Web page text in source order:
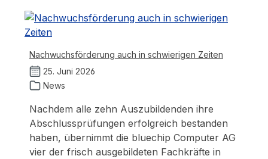
Nachwuchsförderung auch in schwierigen Zeiten
25. Juni 2026
News
Nachdem alle zehn Auszubildenden ihre
Abschlussprüfungen erfolgreich bestanden
haben, übernimmt die bluechip Computer AG
vier der frisch ausgebildeten Fachkräfte in